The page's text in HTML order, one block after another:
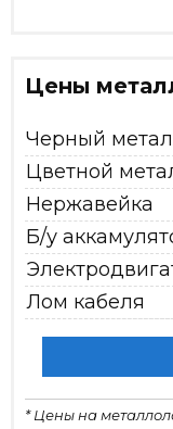
Цены
Черный
Цветной
Нержавейка
Б/у
Лом кабеля
* Цены на